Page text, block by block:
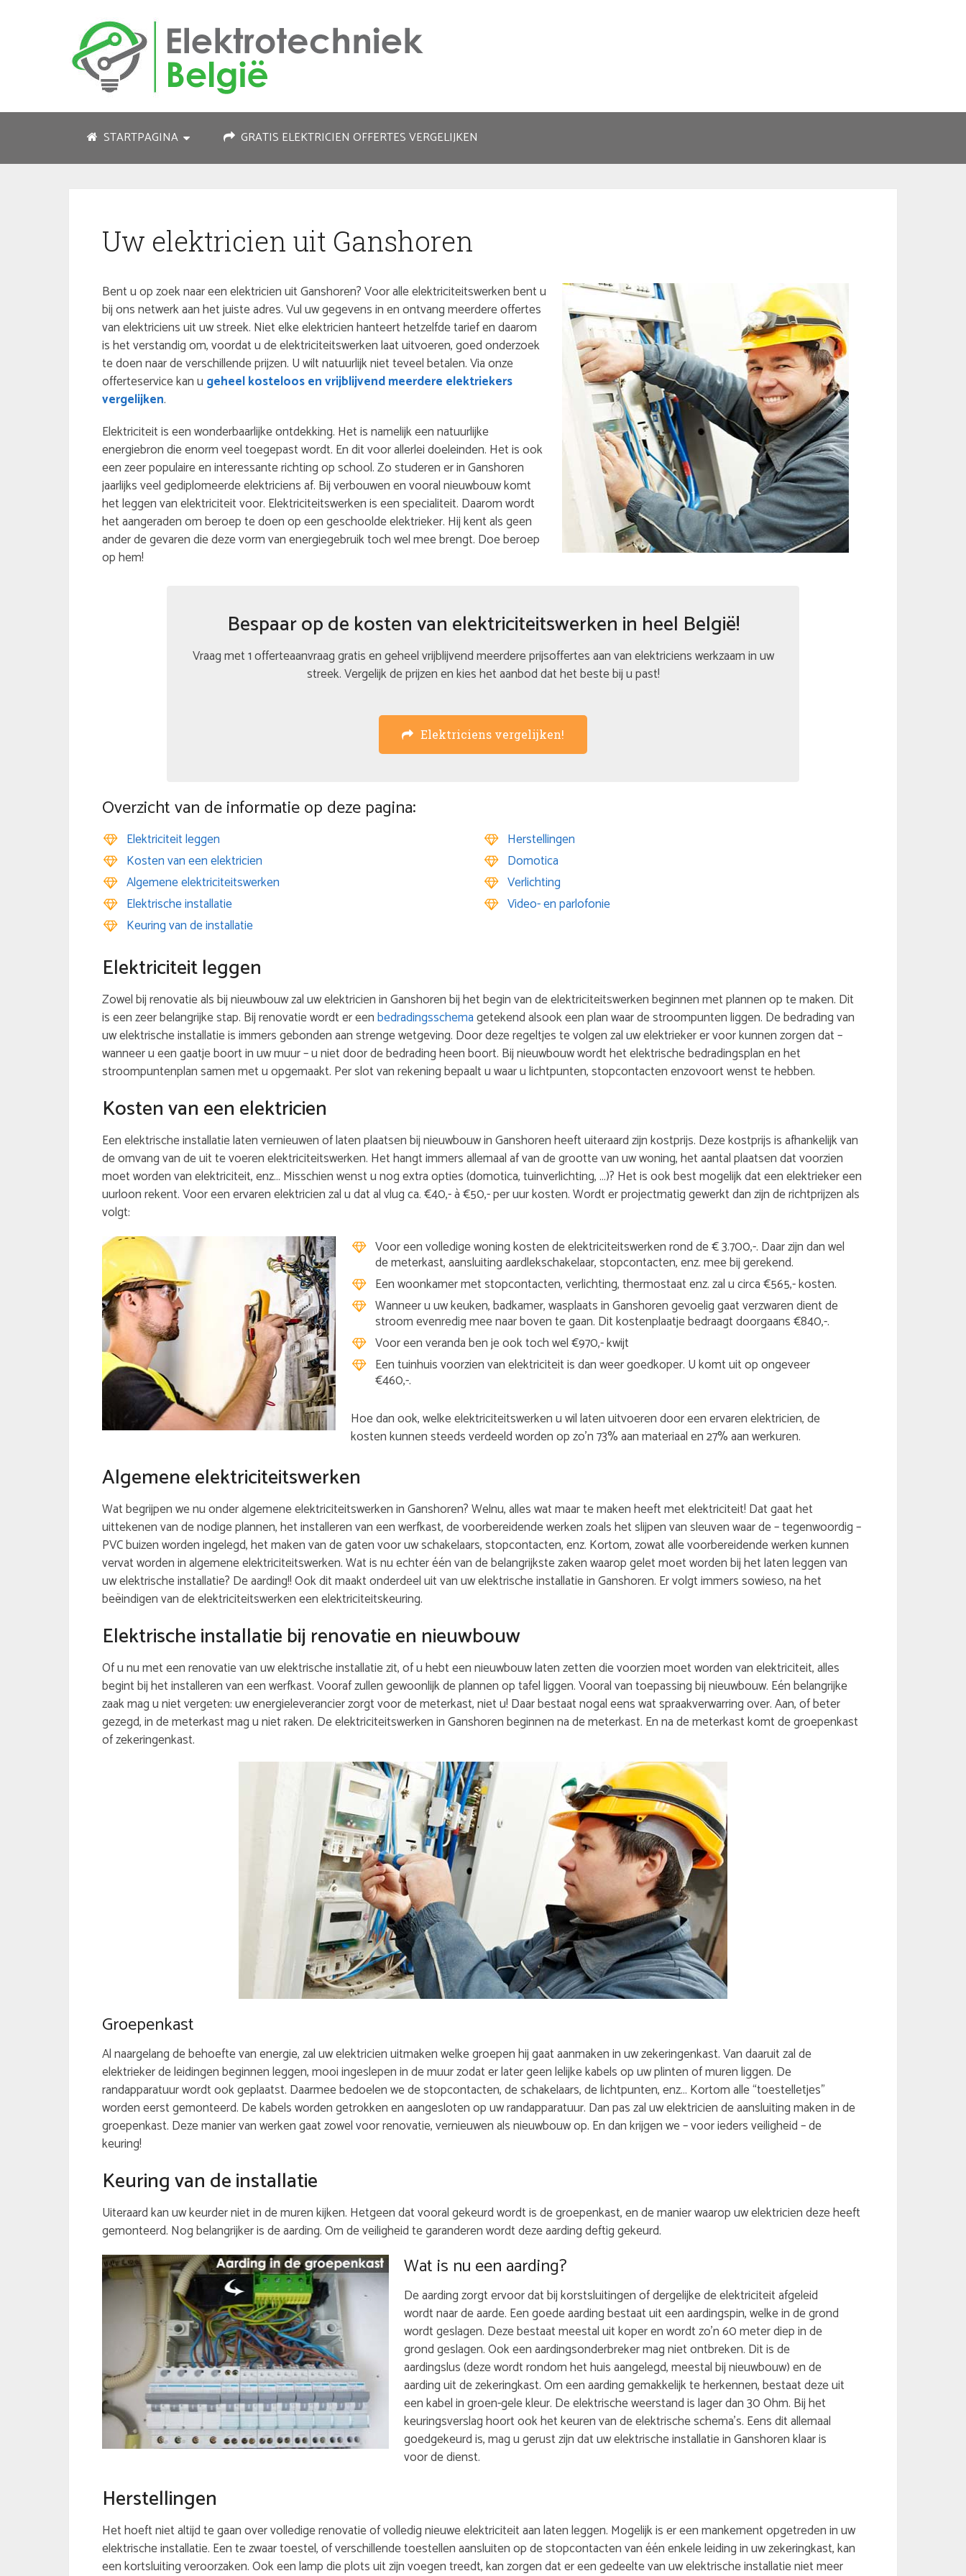
STARTPAGINA GRATIS ELEKTRICIEN OFFERTES VERGELIJKEN
Uw elektricien uit Ganshoren
Bent u op zoek naar een elektricien uit Ganshoren? Voor alle elektriciteitswerken bent u
bij ons netwerk aan het juiste adres. Vul uw gegevens in en ontvang meerdere offertes
van elektriciens uit uw streek. Niet elke elektricien hanteert hetzelfde tarief en daarom
is het verstandig om, voordat u de elektriciteitswerken laat uitvoeren, goed onderzoek
te doen naar de verschillende prijzen. U wilt natuurlijk niet teveel betalen. Via onze
offerteservice kan u geheel kosteloos en vrijblijvend meerdere elektriekers
vergelijken.
Elektriciteit is een wonderbaarlijke ontdekking. Het is namelijk een natuurlijke
energiebron die enorm veel toegepast wordt. En dit voor allerlei doeleinden. Het is ook
een zeer populaire en interessante richting op school. Zo studeren er in Ganshoren
jaarlijks veel gediplomeerde elektriciens af. Bij verbouwen en vooral nieuwbouw komt
het leggen van elektriciteit voor. Elektriciteitswerken is een specialiteit. Daarom wordt
het aangeraden om beroep te doen op een geschoolde elektrieker. Hij kent als geen
ander de gevaren die deze vorm van energiegebruik toch wel mee brengt. Doe beroep
op hem!
Bespaar op de kosten van elektriciteitswerken in heel België!
Vraag met 1 offerteaanvraag gratis en geheel vrijblijvend meerdere prijsoffertes aan van elektriciens werkzaam in uw
streek. Vergelijk de prijzen en kies het aanbod dat het beste bij u past!
Elektriciens vergelijken!
Overzicht van de informatie op deze pagina:
Elektriciteit leggen
Kosten van een elektricien
Algemene elektriciteitswerken
Elektrische installatie
Keuring van de installatie
Herstellingen
Domotica
Verlichting
Video- en parlofonie
Elektriciteit leggen
Zowel bij renovatie als bij nieuwbouw zal uw elektricien in Ganshoren bij het begin van de elektriciteitswerken beginnen met plannen op te maken. Dit
is een zeer belangrijke stap. Bij renovatie wordt er eenbedradingsschemagetekend alsook een plan waar de stroompunten liggen. De bedrading van
uw elektrische installatie is immers gebonden aan strenge wetgeving. Door deze regeltjes te volgen zal uw elektrieker er voor kunnen zorgen dat –
wanneer u een gaatje boort in uw muur – u niet door de bedrading heen boort. Bij nieuwbouw wordt het elektrische bedradingsplan en het
stroompuntenplan samen met u opgemaakt. Per slot van rekening bepaalt u waar u lichtpunten, stopcontacten enzovoort wenst te hebben.
Kosten van een elektricien
Een elektrische installatie laten vernieuwen of laten plaatsen bij nieuwbouw in Ganshoren heeft uiteraard zijn kostprijs. Deze kostprijs is afhankelijk van
de omvang van de uit te voeren elektriciteitswerken. Het hangt immers allemaal af van de grootte van uw woning, het aantal plaatsen dat voorzien
moet worden van elektriciteit, enz… Misschien wenst u nog extra opties (domotica, tuinverlichting, …)? Het is ook best mogelijk dat een elektrieker een
uurloon rekent. Voor een ervaren elektricien zal u dat al vlug ca. €40,- à €50,- per uur kosten. Wordt er projectmatig gewerkt dan zijn de richtprijzen als
volgt:
Voor een volledige woning kosten de elektriciteitswerken rond de € 3.700,-. Daar zijn dan wel
de meterkast, aansluiting aardlekschakelaar, stopcontacten, enz. mee bij gerekend.
Een woonkamer met stopcontacten, verlichting, thermostaat enz. zal u circa €565,- kosten.
Wanneer u uw keuken, badkamer, wasplaats in Ganshoren gevoelig gaat verzwaren dient de
stroom evenredig mee naar boven te gaan. Dit kostenplaatje bedraagt doorgaans €840,-.
Voor een veranda ben je ook toch wel €970,- kwijt
Een tuinhuis voorzien van elektriciteit is dan weer goedkoper. U komt uit op ongeveer
€460,-.
Hoe dan ook, welke elektriciteitswerken u wil laten uitvoeren door een ervaren elektricien, de
kosten kunnen steeds verdeeld worden op zo’n 73% aan materiaal en 27% aan werkuren.
Algemene elektriciteitswerken
Wat begrijpen we nu onder algemene elektriciteitswerken in Ganshoren? Welnu, alles wat maar te maken heeft met elektriciteit! Dat gaat het
uittekenen van de nodige plannen, het installeren van een werfkast, de voorbereidende werken zoals het slijpen van sleuven waar de – tegenwoordig –
PVC buizen worden ingelegd, het maken van de gaten voor uw schakelaars, stopcontacten, enz. Kortom, zowat alle voorbereidende werken kunnen
vervat worden in algemene elektriciteitswerken. Wat is nu echter één van de belangrijkste zaken waarop gelet moet worden bij het laten leggen van
uw elektrische installatie? De aarding!! Ook dit maakt onderdeel uit van uw elektrische installatie in Ganshoren. Er volgt immers sowieso, na het
beëindigen van de elektriciteitswerken een elektriciteitskeuring.
Elektrische installatie bij renovatie en nieuwbouw
Of u nu met een renovatie van uw elektrische installatie zit, of u hebt een nieuwbouw laten zetten die voorzien moet worden van elektriciteit, alles
begint bij het installeren van een werfkast. Vooraf zullen gewoonlijk de plannen op tafel liggen. Vooral van toepassing bij nieuwbouw. Eén belangrijke
zaak mag u niet vergeten: uw energieleverancier zorgt voor de meterkast, niet u! Daar bestaat nogal eens wat spraakverwarring over. Aan, of beter
gezegd, in de meterkast mag u niet raken. De elektriciteitswerken in Ganshoren beginnen na de meterkast. En na de meterkast komt de groepenkast
of zekeringenkast.
Groepenkast
Al naargelang de behoefte van energie, zal uw elektricien uitmaken welke groepen hij gaat aanmaken in uw zekeringenkast. Van daaruit zal de
elektrieker de leidingen beginnen leggen, mooi ingeslepen in de muur zodat er later geen lelijke kabels op uw plinten of muren liggen. De
randapparatuur wordt ook geplaatst. Daarmee bedoelen we de stopcontacten, de schakelaars, de lichtpunten, enz… Kortom alle “toestelletjes”
worden eerst gemonteerd. De kabels worden getrokken en aangesloten op uw randapparatuur. Dan pas zal uw elektricien de aansluiting maken in de
groepenkast. Deze manier van werken gaat zowel voor renovatie, vernieuwen als nieuwbouw op. En dan krijgen we – voor ieders veiligheid – de
keuring!
Keuring van de installatie
Uiteraard kan uw keurder niet in de muren kijken. Hetgeen dat vooral gekeurd wordt is de groepenkast, en de manier waarop uw elektricien deze heeft
gemonteerd. Nog belangrijker is de aarding. Om de veiligheid te garanderen wordt deze aarding deftig gekeurd.
Wat is nu een aarding?
De aarding zorgt ervoor dat bij korstsluitingen of dergelijke de elektriciteit afgeleid
wordt naar de aarde. Een goede aarding bestaat uit een aardingspin, welke in de grond
wordt geslagen. Deze bestaat meestal uit koper en wordt zo’n 60 meter diep in de
grond geslagen. Ook een aardingsonderbreker mag niet ontbreken. Dit is de
aardingslus (deze wordt rondom het huis aangelegd, meestal bij nieuwbouw) en de
aarding uit de zekeringkast. Om een aarding gemakkelijk te herkennen, bestaat deze uit
een kabel in groen-gele kleur. De elektrische weerstand is lager dan 30 Ohm. Bij het
keuringsverslag hoort ook het keuren van de elektrische schema’s. Eens dit allemaal
goedgekeurd is, mag u gerust zijn dat uw elektrische installatie in Ganshoren klaar is
voor de dienst.
Herstellingen
Het hoeft niet altijd te gaan over volledige renovatie of volledig nieuwe elektriciteit aan laten leggen. Mogelijk is er een mankement opgetreden in uw
elektrische installatie. Een te zwaar toestel, of verschillende toestellen aansluiten op de stopcontacten van één enkele leiding in uw zekeringkast, kan
een kortsluiting veroorzaken. Ook een lamp die plots uit zijn voegen treedt, kan zorgen dat er een gedeelte van uw elektrische installatie niet meer